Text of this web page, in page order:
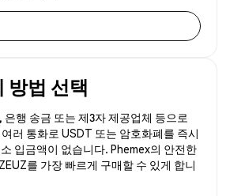
방법 선택
행 송금 또는 제3자 제공업체 등으로
러 통화로 USDT 또는 암호화폐를 즉시
입금액이 없습니다. Phemex의 안전한
를 가장 빠르게 구매할 수 있게 합니